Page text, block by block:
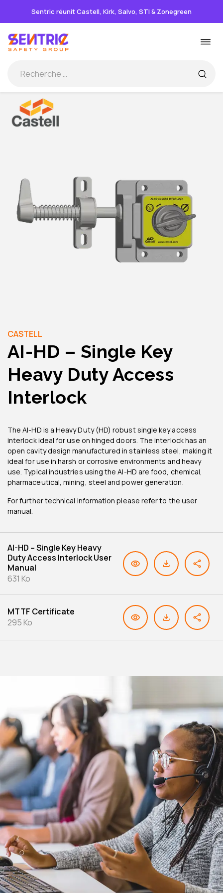
Sentric réunit Castell, Kirk, Salvo, STI & Zonegreen
au
contenu
la
CASTELL
AI-HD – Single Key
Heavy Duty Access
Interlock
The AI-HD is a Heavy Duty (HD) robust single key access
interlock ideal for use on hinged doors. The interlock has an
open cavity design manufactured in stainless steel, making it
ideal for use in harsh or corrosive environments and heavy
use. Typical industries using the AI-HD are food, chemical,
pharmaceutical, mining, steel and power generation.
For further technical information please refer to the user
manual.
AI-HD – Single Key Heavy
Duty Access Interlock User
Manual
631 Ko
MTTF Certificate
295 Ko